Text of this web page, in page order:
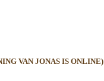
VAN JONAS IS ONLINE)